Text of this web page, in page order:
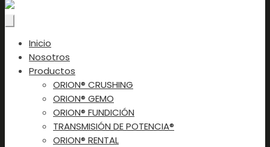
Inicio
Nosotros
Productos
ORION® CRUSHING
ORION® GEMO
ORION® FUNDICIÓN
TRANSMISIÓN DE POTENCIA®
ORION® RENTAL